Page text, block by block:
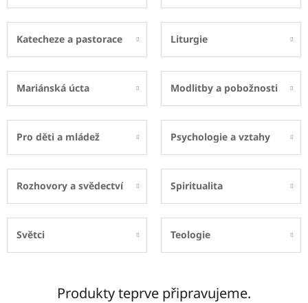
Katecheze a pastorace Liturgie
Mariánská úcta Modlitby a pobožnosti
Pro děti a mládež Psychologie a vztahy
Rozhovory a svědectví Spiritualita
Světci Teologie
Produkty teprve připravujeme.